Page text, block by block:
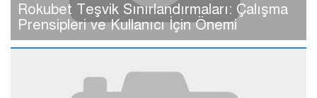
Rokubet Teşvik Sınırlandırmaları: Çalışma
Prensipleri ve Kullanıcı İçin Önemi